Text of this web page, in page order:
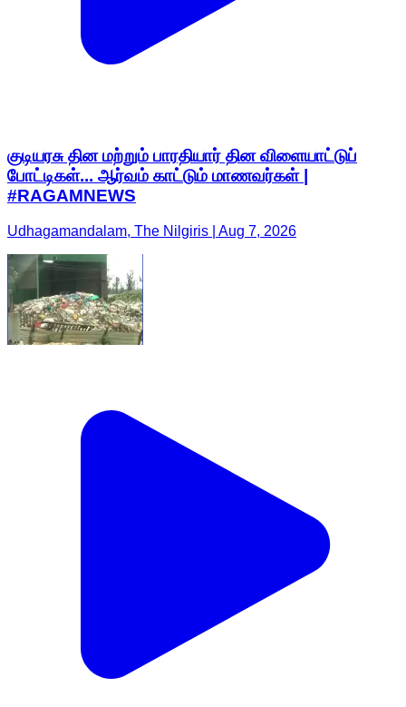
குடியரசு தின மற்றும் பாரதியார் தின விளையாட்டுப்
போட்டிகள்... ஆர்வம் காட்டும் மாணவர்கள் |
#RAGAMNEWS
Udhagamandalam, The Nilgiris | Aug 7, 2026